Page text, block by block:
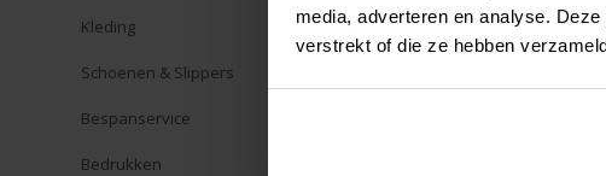
media, adverteren en analyse.
verstrekt of die ze hebben
Kleding
Schoenen & Slippers
Bespanservice
Bedrukken